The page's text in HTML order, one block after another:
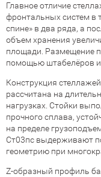
Главное отличие
фронтальных систем в
спине» в два ряда, а
объем хранения
площади. Размещение
помощью штабелёров
Конструкция
рассчитана на
нагрузках. Стойки
прочного сплава,
на пределе
Ст03пс выдерживают
геометрию при
Z-образный профиль